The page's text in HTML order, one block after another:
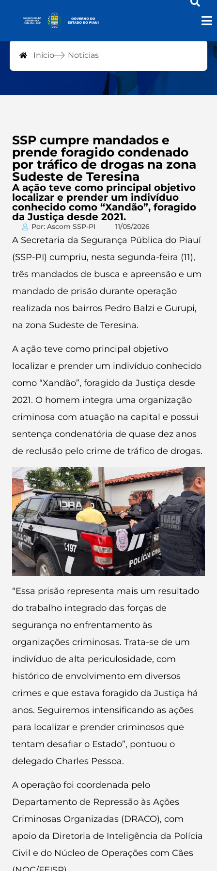
Notícias
Início Notícias
SSP cumpre mandados e
prende foragido condenado
por tráfico de drogas na zona
Sudeste de Teresina
A ação teve como principal objetivo
localizar e prender um indivíduo
conhecido como “Xandão”, foragido
da Justiça desde 2021.
Por: Ascom SSP-PI 11/05/2026
A Secretaria da Segurança Pública do Piauí
(SSP-PI) cumpriu, nesta segunda-feira (11),
três mandados de busca e apreensão e um
mandado de prisão durante operação
realizada nos bairros Pedro Balzi e Gurupi,
na zona Sudeste de Teresina.
A ação teve como principal objetivo
localizar e prender um indivíduo conhecido
como “Xandão”, foragido da Justiça desde
2021. O homem integra uma organização
criminosa com atuação na capital e possui
sentença condenatória de quase dez anos
de reclusão pelo crime de tráfico de drogas.
“Essa prisão representa mais um resultado
do trabalho integrado das forças de
segurança no enfrentamento às
organizações criminosas. Trata-se de um
indivíduo de alta periculosidade, com
histórico de envolvimento em diversos
crimes e que estava foragido da Justiça há
anos. Seguiremos intensificando as ações
para localizar e prender criminosos que
tentam desafiar o Estado”, pontuou o
delegado Charles Pessoa.
A operação foi coordenada pelo
Departamento de Repressão às Ações
Criminosas Organizadas (DRACO), com
apoio da Diretoria de Inteligência da Polícia
Civil e do Núcleo de Operações com Cães